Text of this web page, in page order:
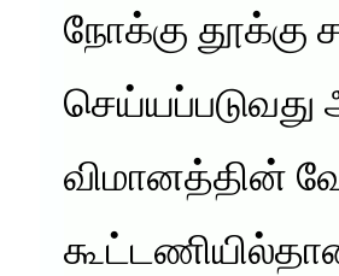
நோக்கு தூக்கு
விமானத்தின்